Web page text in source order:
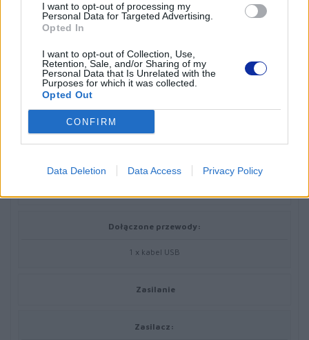
I want to opt-out of processing my
Personal Data for Targeted Advertising.
Opted In
I want to opt-out of Collection, Use,
Retention, Sale, and/or Sharing of my
Personal Data that Is Unrelated with the
Purposes for which it was collected.
Opted Out
CONFIRM
Data Deletion Data Access Privacy Policy
TTLS, EAP-TLS, PEAP, EAP-FAST, SNMP 3, WPA3-SAE
Połączenia:
1 x RS-232C
1 x LAN
Dołączone przewody:
1 x kabel USB
Zasilanie
Zasilacz: